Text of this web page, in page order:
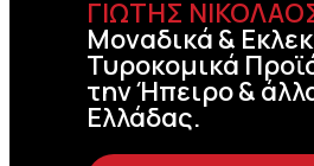
ΓΙΩΤΗΣ
Μοναδικά &
Τυροκομικά
την Ήπειρο &
Ελλάδας.